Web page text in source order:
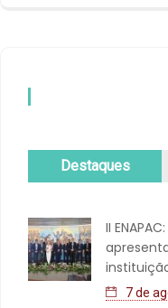
Destaques
II
7 de